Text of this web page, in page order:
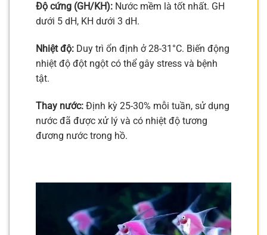
Độ cứng (GH/KH): Nước mềm là tốt nhất. GH
dưới 5 dH, KH dưới 3 dH.
Nhiệt độ: Duy trì ổn định ở 28-31°C. Biến động
nhiệt độ đột ngột có thể gây stress và bệnh
tật.
Thay nước: Định kỳ 25-30% mỗi tuần, sử dụng
nước đã được xử lý và có nhiệt độ tương
đương nước trong hồ.